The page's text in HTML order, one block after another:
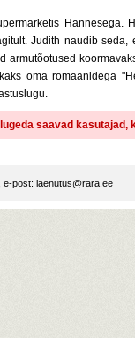
Hannesega.
Judith naudib
armutõotused
oma romaanidega
saavad
e-post: laenutus@rara.ee